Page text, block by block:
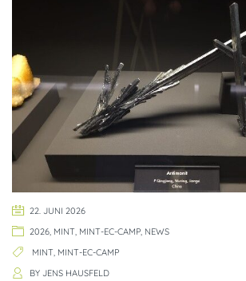
22. JUNI 2026
2026, MINT, MINT-EC-CAMP, NEWS
MINT, MINT-EC-CAMP
BY JENS HAUSFELD